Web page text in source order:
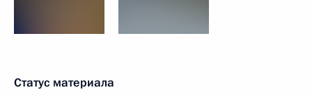
Статус материала